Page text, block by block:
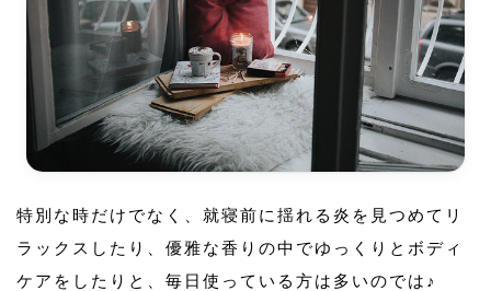
特別な時だけでなく、就寝前に揺れる炎を見つめてリ
ラックスしたり、優雅な香りの中でゆっくりとボディ
ケアをしたりと、毎日使っている方は多いのでは♪